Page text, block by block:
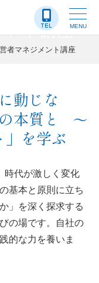
MENU
ト講座
者マネジメント講座
動じな
本質と
」を学ぶ
時代が激しく変化
基本と原則に立ち
」を深く探求する
の場です。自社の
的な力を養いま